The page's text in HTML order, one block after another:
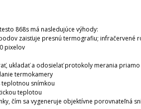
868s má nasledujúce výhody:
zaisťuje presnú termografiu; infračervené
pixelov
ukladať a odosielať protokoly merania priamo
termokamery
teplotnou snímkou
teplotou
čím sa vygeneruje objektívne porovnateľná